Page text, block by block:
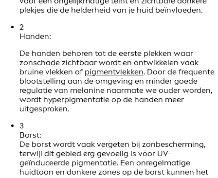
plekjes die de helderheid van je huid beïnvloeden.
2
Handen:
De handen behoren tot de eerste plekken waar
zonschade zichtbaar wordt en ontwikkelen vaak
bruine vlekken of pigmentvlekken. Door de frequente
blootstelling aan de omgeving en minder goede
regulatie van melanine naarmate we ouder worden,
wordt hyperpigmentatie op de handen meer
uitgesproken.
3
Borst:
De borst wordt vaak vergeten bij zonbescherming,
terwijl dit gebied erg gevoelig is voor UV-
geïnduceerde pigmentatie. Een onregelmatige
huidtoon en donkere zones op de borst kunnen het